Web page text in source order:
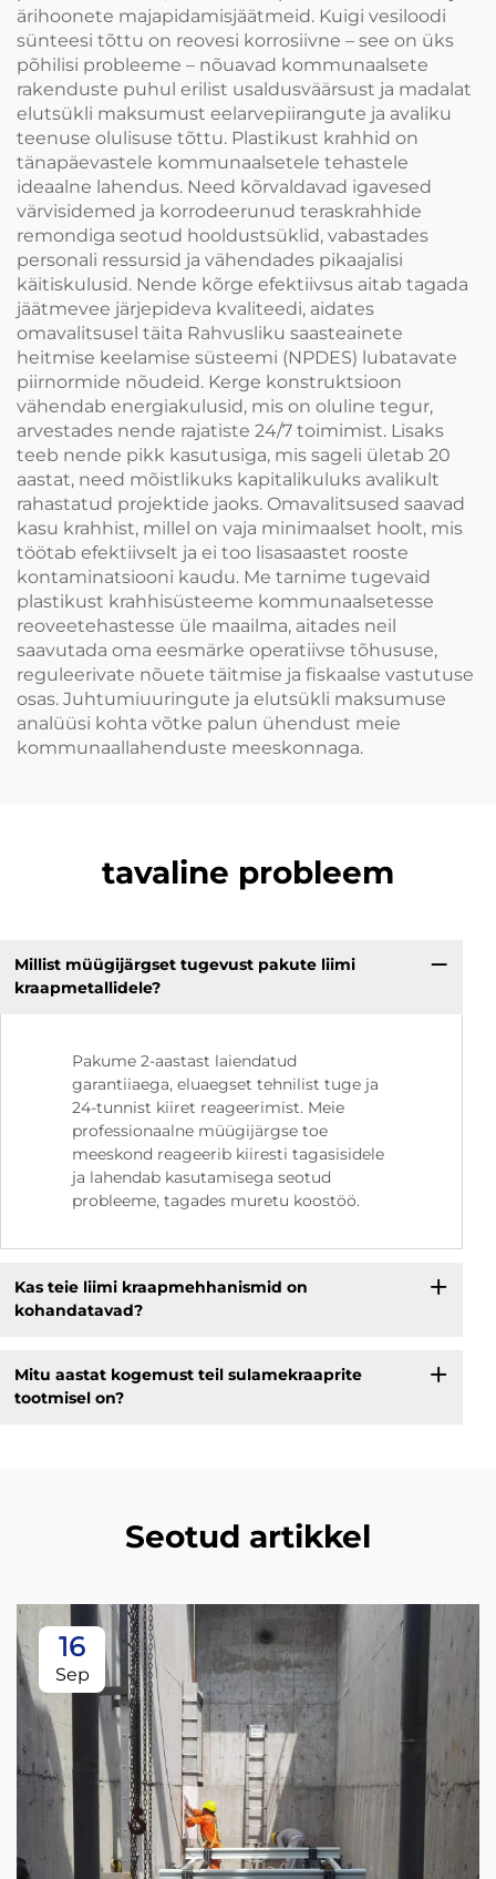
ärihoonete majapidamisjäätmeid. Kuigi vesiloodi
sünteesi tõttu on reovesi korrosiivne – see on üks
põhilisi probleeme – nõuavad kommunaalsete
rakenduste puhul erilist usaldusväärsust ja madalat
elutsükli maksumust eelarvepiirangute ja avaliku
teenuse olulisuse tõttu. Plastikust krahhid on
tänapäevastele kommunaalsetele tehastele
ideaalne lahendus. Need kõrvaldavad igavesed
värvisidemed ja korrodeerunud teraskrahhide
remondiga seotud hooldustsüklid, vabastades
personali ressursid ja vähendades pikaajalisi
käitiskulusid. Nende kõrge efektiivsus aitab tagada
jäätmevee järjepideva kvaliteedi, aidates
omavalitsusel täita Rahvusliku saasteainete
heitmise keelamise süsteemi (NPDES) lubatavate
piirnormide nõudeid. Kerge konstruktsioon
vähendab energiakulusid, mis on oluline tegur,
arvestades nende rajatiste 24/7 toimimist. Lisaks
teeb nende pikk kasutusiga, mis sageli ületab 20
aastat, need mõistlikuks kapitalikuluks avalikult
rahastatud projektide jaoks. Omavalitsused saavad
kasu krahhist, millel on vaja minimaalset hoolt, mis
töötab efektiivselt ja ei too lisasaastet rooste
kontaminatsiooni kaudu. Me tarnime tugevaid
plastikust krahhisüsteeme kommunaalsetesse
reoveetehastesse üle maailma, aitades neil
saavutada oma eesmärke operatiivse tõhususe,
reguleerivate nõuete täitmise ja fiskaalse vastutuse
osas. Juhtumiuuringute ja elutsükli maksumuse
analüüsi kohta võtke palun ühendust meie
kommunaallahenduste meeskonnaga.
tavaline probleem
Millist müügijärgset tugevust pakute liimi
kraapmetallidele?
Pakume 2-aastast laiendatud
garantiiaega, eluaegset tehnilist tuge ja
24-tunnist kiiret reageerimist. Meie
professionaalne müügijärgse toe
meeskond reageerib kiiresti tagasisidele
ja lahendab kasutamisega seotud
probleeme, tagades muretu koostöö.
Kas teie liimi kraapmehhanismid on
kohandatavad?
Mitu aastat kogemust teil sulamekraaprite
tootmisel on?
Seotud artikkel
16
Sep